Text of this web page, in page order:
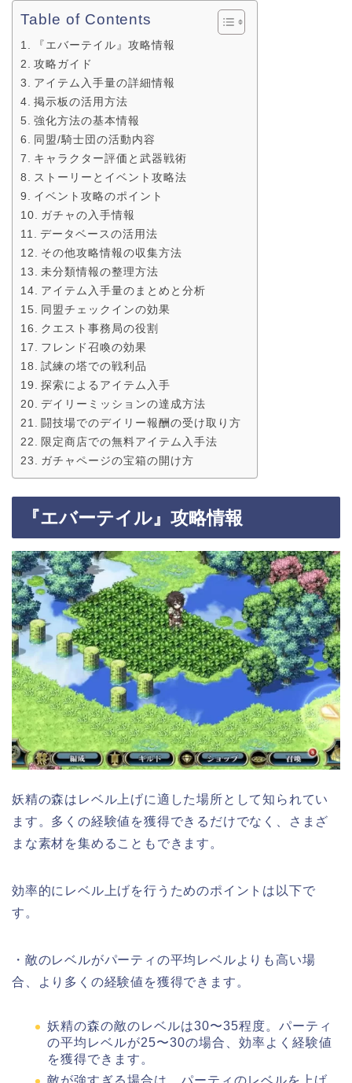
Table of Contents
『エバーテイル』攻略情報
攻略ガイド
アイテム入手量の詳細情報
掲示板の活用方法
強化方法の基本情報
同盟/騎士団の活動内容
キャラクター評価と武器戦術
ストーリーとイベント攻略法
イベント攻略のポイント
ガチャの入手情報
データベースの活用法
その他攻略情報の収集方法
未分類情報の整理方法
アイテム入手量のまとめと分析
同盟チェックインの効果
クエスト事務局の役割
フレンド召喚の効果
試練の塔での戦利品
探索によるアイテム入手
デイリーミッションの達成方法
闘技場でのデイリー報酬の受け取り方
限定商店での無料アイテム入手法
ガチャページの宝箱の開け方
『エバーテイル』攻略情報
妖精の森はレベル上げに適した場所として知られてい
ます。多くの経験値を獲得できるだけでなく、さまざ
まな素材を集めることもできます。
効率的にレベル上げを行うためのポイントは以下で
す。
・敵のレベルがパーティの平均レベルよりも高い場
合、より多くの経験値を獲得できます。
妖精の森の敵のレベルは30〜35程度。パーティ
の平均レベルが25〜30の場合、効率よく経験値
を獲得できます。
敵が強すぎる場合は、パーティのレベルを上げ